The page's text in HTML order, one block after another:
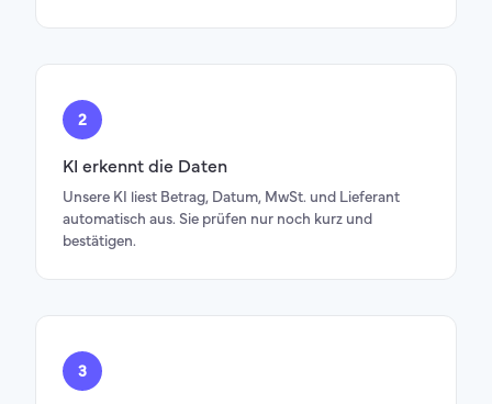
KI erkennt die Daten
Unsere KI liest Betrag, Datum, MwSt. und Lieferant
automatisch aus. Sie prüfen nur noch kurz und
bestätigen.